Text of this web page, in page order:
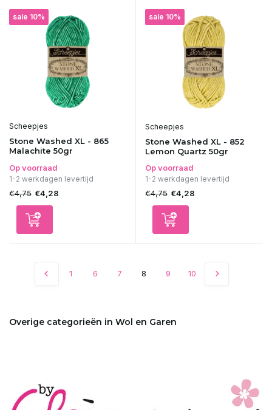
sale 10%
Scheepjes
Stone Washed XL - 865
Malachite 50gr
Op voorraad
1-2 werkdagen levertijd
€4,75 €4,28
sale 10%
Scheepjes
Stone Washed XL - 852
Lemon Quartz 50gr
Op voorraad
1-2 werkdagen levertijd
€4,75 €4,28
1 6 7 8 9 10
Overige categorieën in Wol en Garen